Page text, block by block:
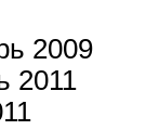
2009
2011